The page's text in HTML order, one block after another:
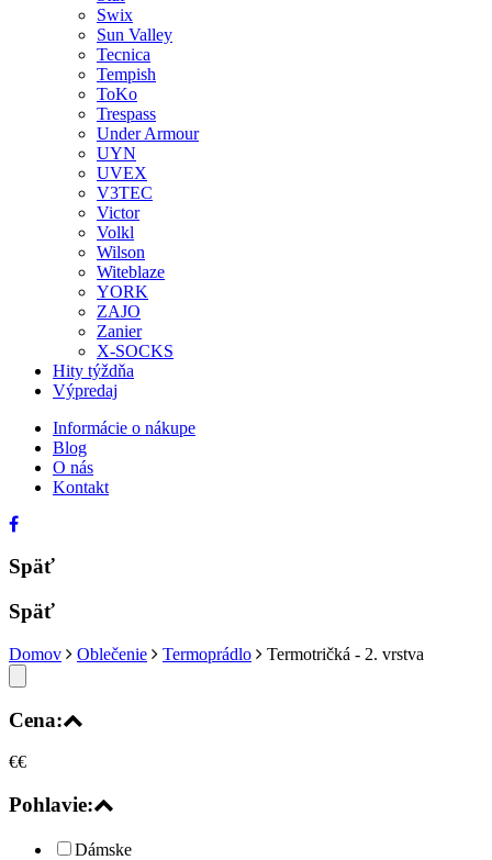
Swix
Sun Valley
Tecnica
Tempish
ToKo
Trespass
Under Armour
UYN
UVEX
V3TEC
Victor
Volkl
Wilson
Witeblaze
YORK
ZAJO
Zanier
X-SOCKS
Hity týždňa
Výpredaj
Informácie o nákupe
Blog
O nás
Kontakt
Späť
Späť
Domov Oblečenie Termoprádlo Termotričká - 2. vrstva
Cena:
€€
Pohlavie:
Dámske